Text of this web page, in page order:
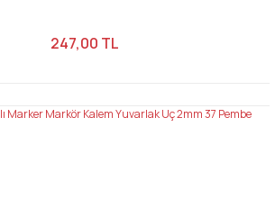
247,00 TL